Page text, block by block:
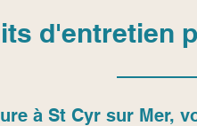
d'entretien
à St Cyr sur Mer,